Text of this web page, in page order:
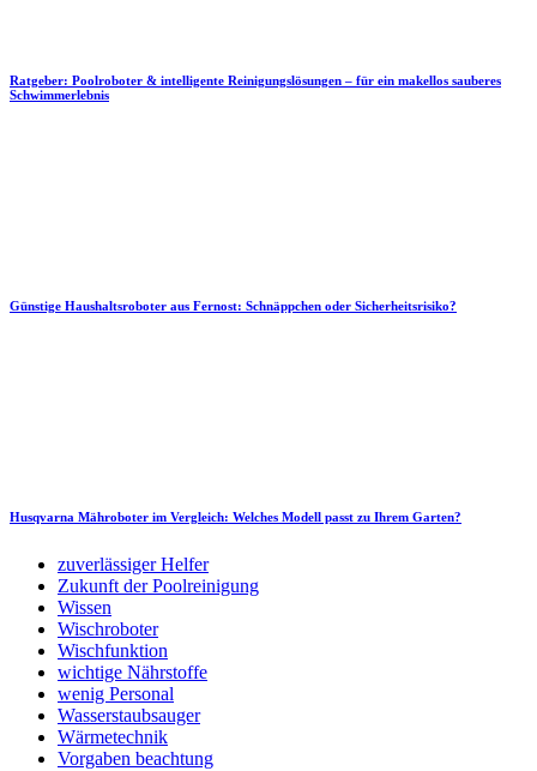
Ratgeber: Poolroboter & intelligente Reinigungslösungen – für ein makellos sauberes
Schwimmerlebnis
Günstige Haushaltsroboter aus Fernost: Schnäppchen oder Sicherheitsrisiko?
Husqvarna Mähroboter im Vergleich: Welches Modell passt zu Ihrem Garten?
zuverlässiger Helfer
Zukunft der Poolreinigung
Wissen
Wischroboter
Wischfunktion
wichtige Nährstoffe
wenig Personal
Wasserstaubsauger
Wärmetechnik
Vorgaben beachtung